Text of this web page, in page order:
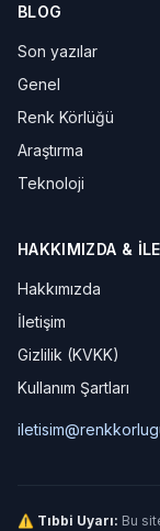
BLOG
Son yazılar
Genel
Renk Körlüğü
Araştırma
Teknoloji
HAKKIMIZDA &
Hakkımızda
İletişim
Gizlilik (KVKK)
Kullanım Şartları
⚠ Tıbbi Uyarı: Bu